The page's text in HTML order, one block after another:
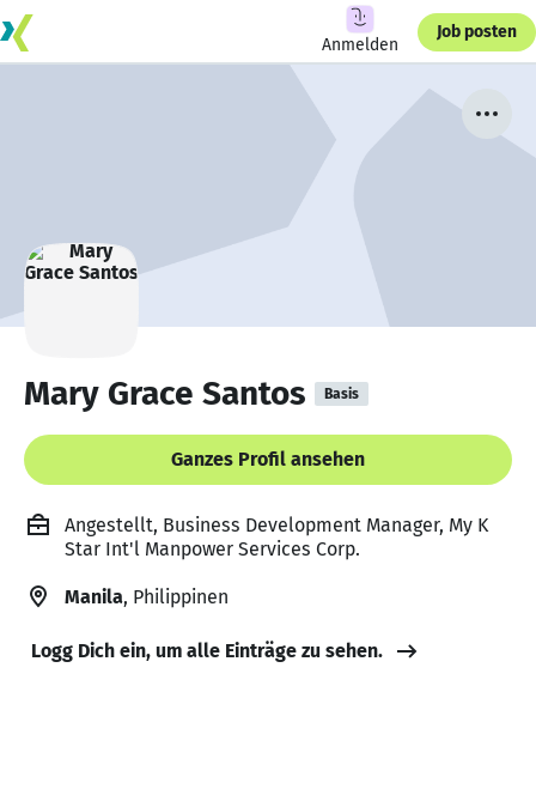
Anmelden
Job posten
Mary Grace Santos Basis
Ganzes Profil ansehen
Angestellt, Business Development Manager, My K
Star Int'l Manpower Services Corp.
Manila, Philippinen
Logg Dich ein, um alle Einträge zu sehen.